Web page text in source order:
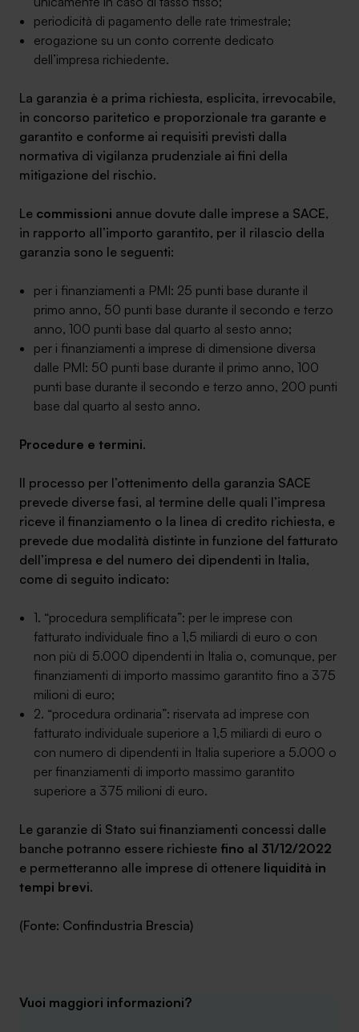
periodicità di pagamento delle rate trimestrale;
erogazione su un conto corrente dedicato
dell’impresa richiedente.
La garanzia è a prima richiesta, esplicita, irrevocabile,
in concorso paritetico e proporzionale tra garante e
garantito e conforme ai requisiti previsti dalla
normativa di vigilanza prudenziale ai fini della
mitigazione del rischio.
Le commissioni annue dovute dalle imprese a SACE,
in rapporto all’importo garantito, per il rilascio della
garanzia sono le seguenti:
per i finanziamenti a PMI: 25 punti base durante il
primo anno, 50 punti base durante il secondo e terzo
anno, 100 punti base dal quarto al sesto anno;
per i finanziamenti a imprese di dimensione diversa
dalle PMI: 50 punti base durante il primo anno, 100
punti base durante il secondo e terzo anno, 200 punti
base dal quarto al sesto anno.
Procedure e termini.
Il processo per l’ottenimento della garanzia SACE
prevede diverse fasi, al termine delle quali l’impresa
riceve il finanziamento o la linea di credito richiesta, e
prevede due modalità distinte in funzione del fatturato
dell’impresa e del numero dei dipendenti in Italia,
come di seguito indicato:
1. “procedura semplificata”: per le imprese con
fatturato individuale fino a 1,5 miliardi di euro o con
non più di 5.000 dipendenti in Italia o, comunque, per
finanziamenti di importo massimo garantito fino a 375
milioni di euro;
2. “procedura ordinaria”: riservata ad imprese con
fatturato individuale superiore a 1,5 miliardi di euro o
con numero di dipendenti in Italia superiore a 5.000 o
per finanziamenti di importo massimo garantito
superiore a 375 milioni di euro.
Le garanzie di Stato sui finanziamenti concessi dalle
banche potranno essere richieste fino al 31/12/2022
e permetteranno alle imprese di ottenere liquidità in
tempi brevi.
(Fonte: Confindustria Brescia)
Vuoi maggiori informazioni?